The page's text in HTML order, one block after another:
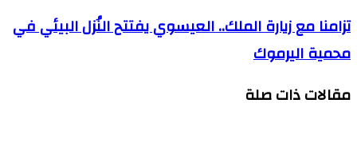
الخير
تزامنا
مع
زيارة
الملك..
يفتتح
تزامنا مع زيارة الملك.. العيسوي يفتتح النُزل البيئي في
محمية اليرموك
مقالات ذات صلة